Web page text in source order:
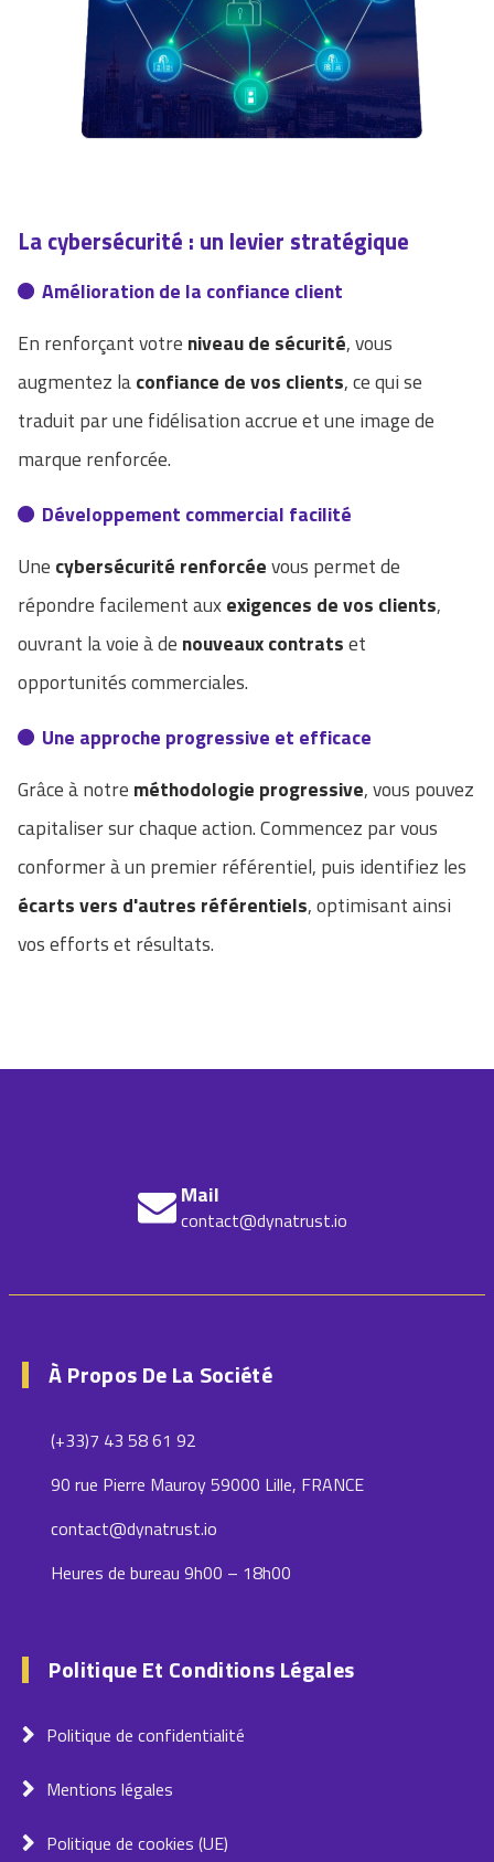
La cybersécurité : un levier stratégique
Amélioration de la confiance client
En renforçant votre niveau de sécurité, vous
augmentez laconfiance de vos clients, ce qui se
traduit par une fidélisation accrue et une image de
marque renforcée.
Développement commercial facilité
Une cybersécurité renforcéevous permet de
répondre facilement auxexigences de vos clients,
ouvrant la voie à de nouveaux contratset
opportunités commerciales.
Une approche progressive et efficace
Grâce à notre méthodologie progressive, vous pouvez
capitaliser sur chaque action. Commencez par vous
conformer à un premier référentiel, puis identifiez les
écarts vers d'autres référentiels, optimisant ainsi
vos efforts et résultats.
Mail
contact@dynatrust.io
À Propos De La Société
(+33)7 43 58 61 92
90 rue Pierre Mauroy 59000 Lille, FRANCE
contact@dynatrust.io
Heures de bureau 9h00 – 18h00
Politique Et Conditions Légales
Politique de confidentialité
Mentions légales
Politique de cookies (UE)